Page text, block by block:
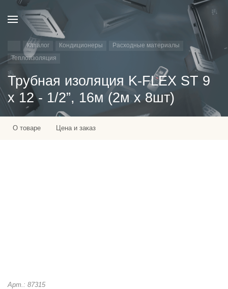
Каталог Кондиционеры
Расходные материалы
Теплоизоляция
Трубная изоляция K-FLEX ST 9
х 12 - 1/2”, 16м (2м х 8шт)
О товаре Цена и заказ
Арт.: 87315